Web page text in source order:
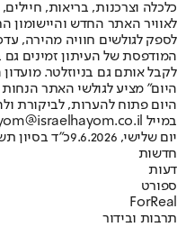
לאוויר האתר החדש
לספק לגולשים חוויה מהירה,
המודפסת של העיתון זמינים
לקבל אותם גם בניוזלטר.
היום" מציע לגולשי האתר
היום פתוח להערות, לביקורת
במייל hayom@israelhayom.co.il.
יום שלישי, 9.6.2026
כ"ד בסיון
חדשות
דעות
ספורט
ForReal
תרבות ובידור